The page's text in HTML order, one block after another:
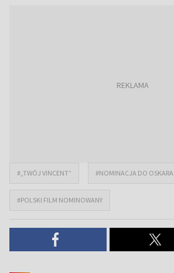
#„TWÓJ VINCENT” #NOMINACJA DO OSKARA
#POLSKI FILM NOMINOWANY